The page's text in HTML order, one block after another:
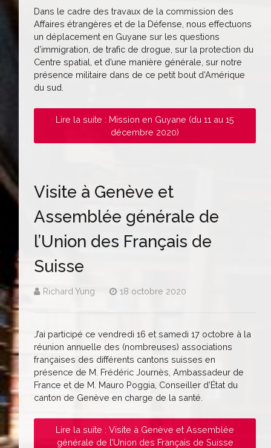
Dans le cadre des travaux de la commission des
Affaires étrangères et de la Défense, nous effectuons
un déplacement en Guyane sur les questions
d’immigration, de trafic de drogue, sur la protection du
Centre spatial, et d’une manière générale, sur notre
présence militaire dans de ce petit bout d’Amérique
du sud.
Lire la suite : Mission en Guyane (du 11 au 15
décembre 2020)
Visite à Genève et
Assemblée générale de
l’Union des Français de
Suisse
Richard Yung 18 octobre 2020
J’ai participé ce vendredi 16 et samedi 17 octobre à la
réunion annuelle des (nombreuses) associations
françaises des différents cantons suisses en
présence de M. Frédéric Journès, Ambassadeur de
France et de M. Mauro Poggia, Conseiller d’État du
canton de Genève en charge de la santé.
Lire la suite : Visite à Genève et Assemblée
générale de l’Union des Français de Suisse